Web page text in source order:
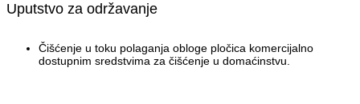
Uputstvo za održavanje
Čišćenje u toku polaganja obloge pločica komercijalno
dostupnim sredstvima za čišćenje u domaćinstvu.